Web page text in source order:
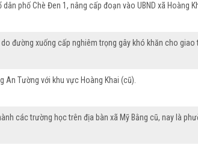
phố Chè Đen 1, nâng cấp đoạn vào UBND xã Hoàng
đường xuống cấp nghiêm trọng gây khó khăn cho giao
Tường với khu vực Hoàng Khai (cũ).
các trường học trên địa bàn xã Mỹ Bằng cũ, nay là